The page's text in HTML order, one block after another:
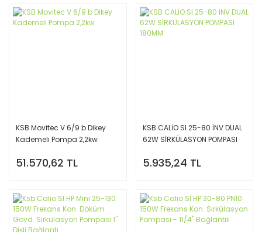
KSB Movitec V 6/9 b Dikey
Kademeli Pompa 2,2kw
51.570,62 TL
KSB CALİO SI 25-80 İNV DUAL
62W SİRKÜLASYON POMPASI
5.935,24 TL